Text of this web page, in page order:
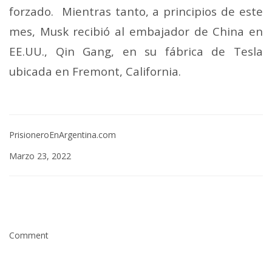
forzado. Mientras tanto, a principios de este
mes, Musk recibió al embajador de China en
EE.UU., Qin Gang, en su fábrica de Tesla
ubicada en Fremont, California.
PrisioneroEnArgentina.com
Marzo 23, 2022
Comment